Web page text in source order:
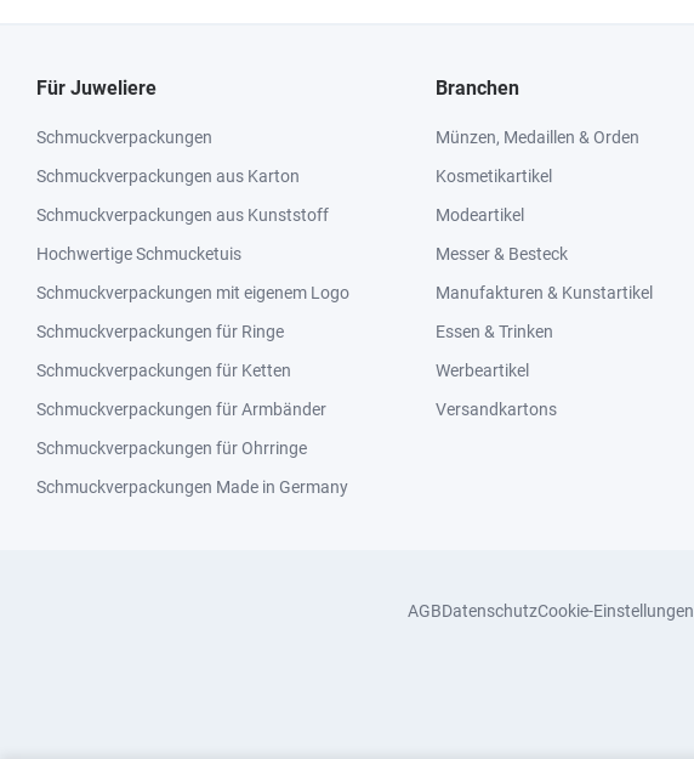
Für Juweliere
Schmuckverpackungen
Schmuckverpackungen aus Karton
Schmuckverpackungen aus Kunststoff
Hochwertige Schmucketuis
Schmuckverpackungen mit eigenem Logo
Schmuckverpackungen für Ringe
Schmuckverpackungen für Ketten
Schmuckverpackungen für Armbänder
Schmuckverpackungen für Ohrringe
Schmuckverpackungen Made in Germany
Branchen
Münzen, Medaillen & Orden
Kosmetikartikel
Modeartikel
Messer & Besteck
Manufakturen & Kunstartikel
Essen & Trinken
Werbeartikel
Versandkartons
AGBDatenschutzCookie-Einstellungen